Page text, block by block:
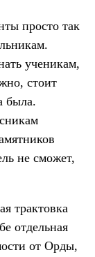
просто так
ученикам,
стоит
была.
не сможет,
трактовка
отдельная
от Орды,